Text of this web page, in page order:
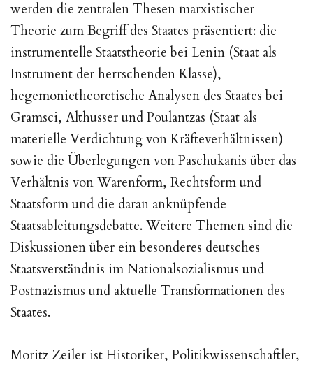
werden die zentralen Thesen marxistischer
Theorie zum Begriff des Staates präsentiert: die
instrumentelle Staatstheorie bei Lenin (Staat als
Instrument der herrschenden Klasse),
hegemonietheoretische Analysen des Staates bei
Gramsci, Althusser und Poulantzas (Staat als
materielle Verdichtung von Kräfteverhältnissen)
sowie die Überlegungen von Paschukanis über das
Verhältnis von Warenform, Rechtsform und
Staatsform und die daran anknüpfende
Staatsableitungsdebatte. Weitere Themen sind die
Diskussionen über ein besonderes deutsches
Staatsverständnis im Nationalsozialismus und
Postnazismus und aktuelle Transformationen des
Staates.
Moritz Zeiler ist Historiker, Politikwissenschaftler,